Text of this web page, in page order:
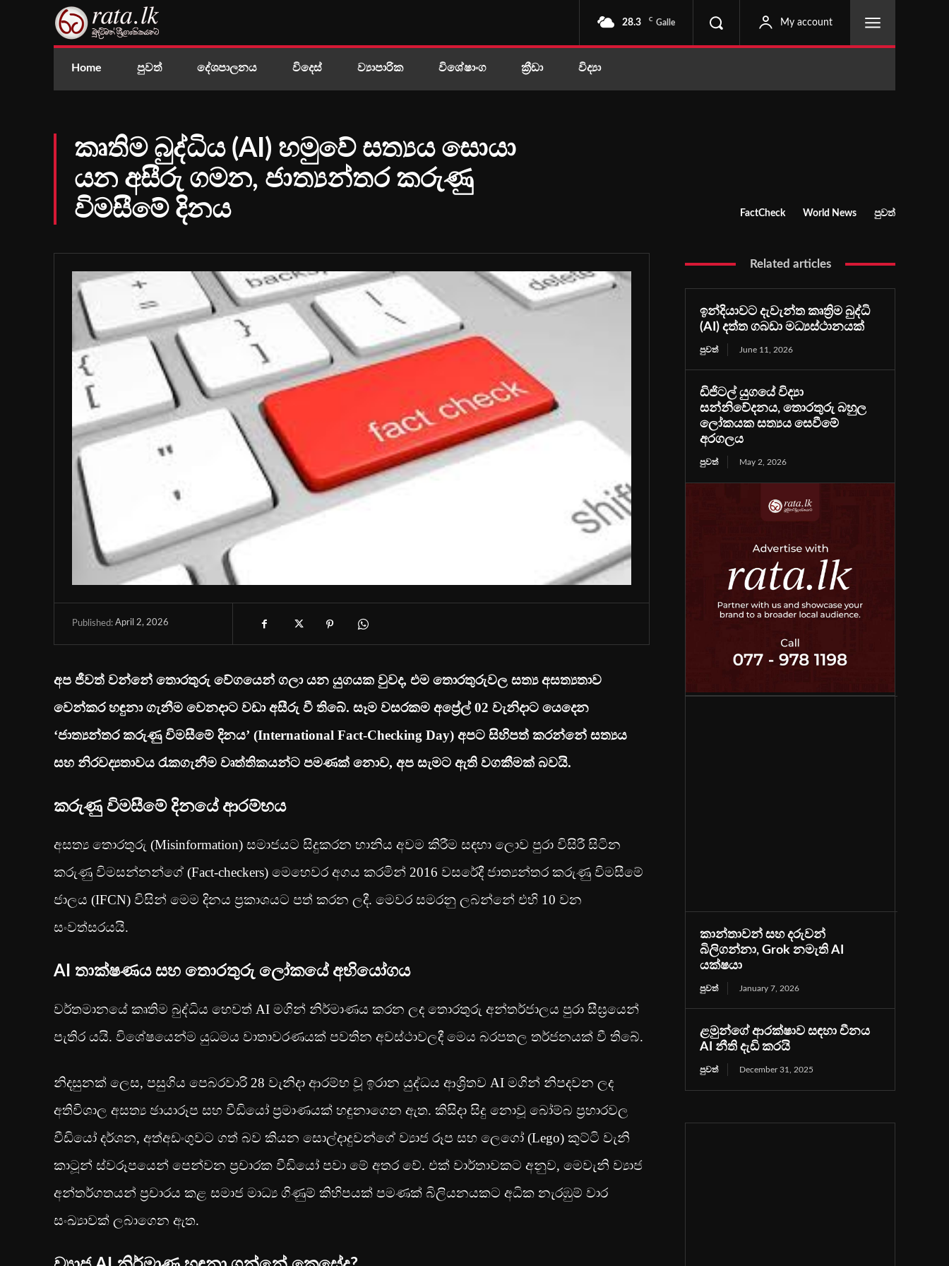
28.3 C Galle My account
Home පුවත් දේශපාලනය විදෙස් ව්‍යාපාරික විශේෂාංග ක්‍රීඩා විද්‍යා
කෘතිම බුද්ධිය (AI) හමුවේ සත්‍යය සොයා
යන අසීරු ගමන, ජාත්‍යන්තර කරුණු
විමසීමේ දිනය
FactCheck World News පුවත්
Published: April 2, 2026
අප ජීවත් වන්නේ තොරතුරු වේගයෙන් ගලා යන යුගයක වුවද, එම තොරතුරුවල සත්‍ය අසත්‍යතාව
වෙන්කර හඳුනා ගැනීම වෙනදාට වඩා අසීරු වී තිබේ. සෑම වසරකම අප්‍රේල් 02 වැනිදාට යෙදෙන
‘ජාත්‍යන්තර කරුණු විමසීමේ දිනය’ (International Fact-Checking Day) අපට සිහිපත් කරන්නේ සත්‍යය
සහ නිරවද්‍යතාවය රැකගැනීම වෘත්තිකයන්ට පමණක් නොව, අප සැමට ඇති වගකීමක් බවයි.
කරුණු විමසීමේ දිනයේ ආරම්භය
අසත්‍ය තොරතුරු (Misinformation) සමාජයට සිදුකරන හානිය අවම කිරීම සඳහා ලොව පුරා විසිරී සිටින
කරුණු විමසන්නන්ගේ (Fact-checkers) මෙහෙවර අගය කරමින් 2016 වසරේදී ජාත්‍යන්තර කරුණු විමසීමේ
ජාලය (IFCN) විසින් මෙම දිනය ප්‍රකාශයට පත් කරන ලදී. මෙවර සමරනු ලබන්නේ එහි 10 වන
සංවත්සරයයි.
AI තාක්ෂණය සහ තොරතුරු ලෝකයේ අභියෝගය
වර්තමානයේ කෘතිම බුද්ධිය හෙවත් AI මගින් නිර්මාණය කරන ලද තොරතුරු අන්තර්ජාලය පුරා සීඝ්‍රයෙන්
පැතිර යයි. විශේෂයෙන්ම යුධමය වාතාවරණයක් පවතින අවස්ථාවලදී මෙය බරපතල තර්ජනයක් වී තිබේ.
නිදසුනක් ලෙස, පසුගිය පෙබරවාරි 28 වැනිදා ආරම්භ වූ ඉරාන යුද්ධය ආශ්‍රිතව AI මගින් නිපදවන ලද
අතිවිශාල අසත්‍ය ඡායාරූප සහ වීඩියෝ ප්‍රමාණයක් හඳුනාගෙන ඇත. කිසිදා සිදු නොවූ බෝම්බ ප්‍රහාරවල
වීඩියෝ දර්ශන, අත්අඩංගුවට ගත් බව කියන සොල්දාදුවන්ගේ ව්‍යාජ රූප සහ ලෙගෝ (Lego) කුට්ටි වැනි
කාටූන් ස්වරූපයෙන් පෙන්වන ප්‍රචාරක වීඩියෝ පවා මේ අතර වේ. එක් වාර්තාවකට අනුව, මෙවැනි ව්‍යාජ
අන්තර්ගතයන් ප්‍රචාරය කළ සමාජ මාධ්‍ය ගිණුම් කිහිපයක් පමණක් බිලියනයකට අධික නැරඹුම් වාර
සංඛ්‍යාවක් ලබාගෙන ඇත.
Related articles
ඉන්දියාවට දැවැන්ත කෘත්‍රිම බුද්ධි
(AI) දත්ත ගබඩා මධ්‍යස්ථානයක්
පුවත් June 11, 2026
ඩිජිටල් යුගයේ විද්‍යා
සන්නිවේදනය, තොරතුරු බහුල
ලෝකයක සත්‍යය සෙවීමේ
අරගලය
පුවත් May 2, 2026
කාන්තාවන් සහ දරුවන්
බිලිගන්නා, Grok නමැති AI
යක්ෂයා
පුවත් January 7, 2026
ළමුන්ගේ ආරක්ෂාව සඳහා චීනය
AI නීති දැඩි කරයි
පුවත් December 31, 2025